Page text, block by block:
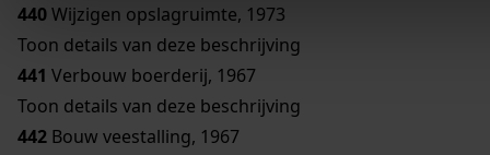
440Wijzigen opslagruimte, 1973
Toon details van deze beschrijving
441 Verbouw boerderij, 1967
Toon details van deze beschrijving
442 Bouw veestalling, 1967